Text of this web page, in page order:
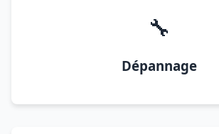
🔧
Dépannage